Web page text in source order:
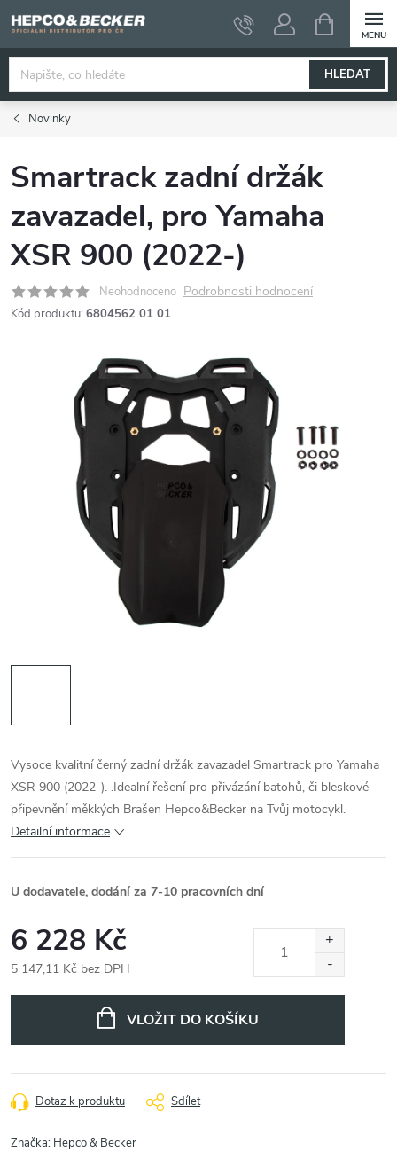
na
obsah
HLEDAT
NÁKUPNÍ
KOŠÍK
Novinky
Smartrack zadní držák
zavazadel, pro Yamaha
XSR 900 (2022-)
Neohodnoceno Podrobnosti hodnocení
Kód produktu: 6804562 01 01
Vysoce kvalitní černý zadní držák zavazadel Smartrack pro Yamaha
XSR 900 (2022-). .Idealní řešení pro přivázání batohů, či bleskové
připevnění měkkých Brašen Hepco&Becker na Tvůj motocykl.
Detailní informace
U dodavatele, dodání za 7-10 pracovních dní
6 228 Kč
5 147,11 Kč bez DPH
VLOŽIT DO KOŠÍKU
Dotaz k produktu Sdílet
Značka: Hepco & Becker